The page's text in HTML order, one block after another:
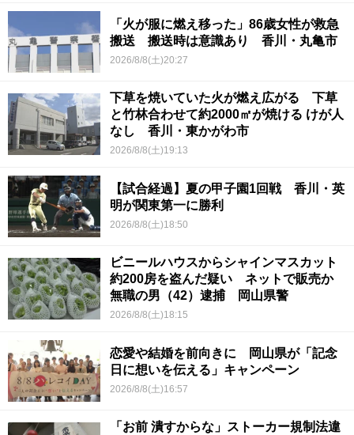
「火が服に燃え移った」86歳女性が救急
搬送 搬送時は意識あり 香川・丸亀市
2026/8/8(土)20:27
下草を焼いていた火が燃え広がる 下草
と竹林合わせて約2000㎡が焼ける けが人
なし 香川・東かがわ市
2026/8/8(土)19:13
【試合経過】夏の甲子園1回戦 香川・英
明が関東第一に勝利
2026/8/8(土)18:50
ビニールハウスからシャインマスカット
約200房を盗んだ疑い ネットで販売か
無職の男（42）逮捕 岡山県警
2026/8/8(土)18:15
恋愛や結婚を前向きに 岡山県が「記念
日に想いを伝える」キャンペーン
2026/8/8(土)16:57
「お前 潰すからな」ストーカー規制法違